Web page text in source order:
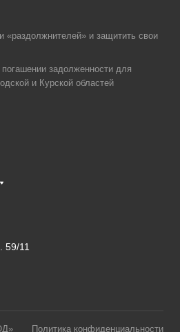
«раздолжнителей» и защитить свои
задолженности для
и Курской областей
59/11
Политика конфиденциальности